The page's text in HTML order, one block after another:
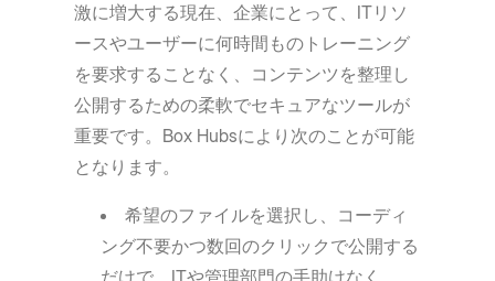
激に増大する現在、企業にとって、ITリソ
ースやユーザーに何時間ものトレーニング
を要求することなく、コンテンツを整理し
公開するための柔軟でセキュアなツールが
重要です。Box Hubsにより次のことが可能
となります。
希望のファイルを選択し、コーディ
ング不要かつ数回のクリックで公開する
だけで、ITや管理部門の手助けなく、